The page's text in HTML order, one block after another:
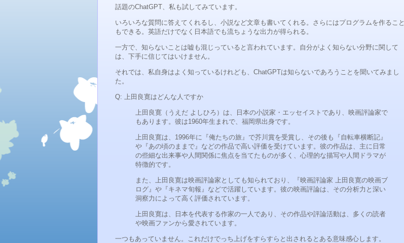
話題のChatGPT、私も試してみています。
いろいろな質問に答えてくれるし、小説など文章も書いてくれる。さらにはプログラムを作ること
もできる。英語だけでなく日本語でも流ちょうな出力が得られる。
一方で、知らないことは嘘も混じっていると言われています。自分がよく知らない分野に関して
は、下手に信じてはいけません。
それでは、私自身はよく知っているけれども、ChatGPTは知らないであろうことを聞いてみまし
た。
Q: 上田良寛はどんな人ですか
上田良寛（うえだ よしひろ）は、日本の小説家・エッセイストであり、映画評論家で
もあります。彼は1960年生まれで、福岡県出身です。
上田良寛は、1996年に『俺たちの旅』で芥川賞を受賞し、その後も『自転車横断記』
や『あの頃のままで』などの作品で高い評価を受けています。彼の作品は、主に日常
の些細な出来事や人間関係に焦点を当てたものが多く、心理的な描写や人間ドラマが
特徴的です。
また、上田良寛は映画評論家としても知られており、『映画評論家 上田良寛の映画ブ
ログ』や『キネマ旬報』などで活躍しています。彼の映画評論は、その分析力と深い
洞察力によって高く評価されています。
上田良寛は、日本を代表する作家の一人であり、その作品や評論活動は、多くの読者
や映画ファンから愛されています。
一つもあっていません。これだけでっち上げをすらすらと出されるとある意味感心します。